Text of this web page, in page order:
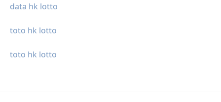
data hk lotto
toto hk lotto
toto hk lotto